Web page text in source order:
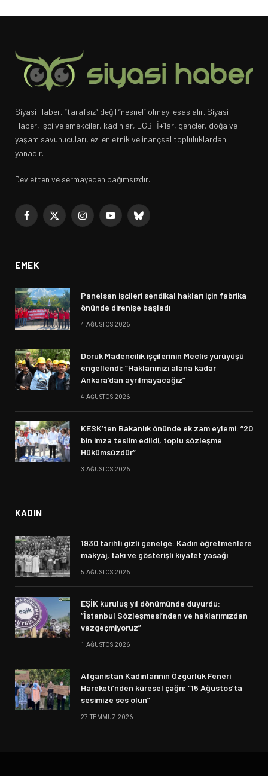
Siyasi Haber, “tarafsız” değil “nesnel” olmayı esas alır. Siyasi
Haber, işçi ve emekçiler, kadınlar, LGBTİ+’lar, gençler, doğa ve
yaşam savunucuları, ezilen etnik ve inançsal topluluklardan
yanadır.
Devletten ve sermayeden bağımsızdır.
Facebook
X
InstagramYouTubeBluesky
EMEK
Panelsan işçileri sendikal hakları için fabrika
önünde direnişe başladı
4 AĞUSTOS 2026
Doruk Madencilik işçilerinin Meclis yürüyüşü
engellendi: “Haklarımızı alana kadar
Ankara’dan ayrılmayacağız”
4 AĞUSTOS 2026
KESK’ten Bakanlık önünde ek zam eylemi: “20
bin imza teslim edildi, toplu sözleşme
Hükümsüzdür”
3 AĞUSTOS 2026
KADIN
1930 tarihli gizli genelge: Kadın öğretmenlere
makyaj, takı ve gösterişli kıyafet yasağı
5 AĞUSTOS 2026
EŞİK kuruluş yıl dönümünde duyurdu:
“İstanbul Sözleşmesi’nden ve haklarımızdan
vazgeçmiyoruz”
1 AĞUSTOS 2026
Afganistan Kadınlarının Özgürlük Feneri
Hareketi’nden küresel çağrı: “15 Ağustos’ta
sesimize ses olun”
27 TEMMUZ 2026